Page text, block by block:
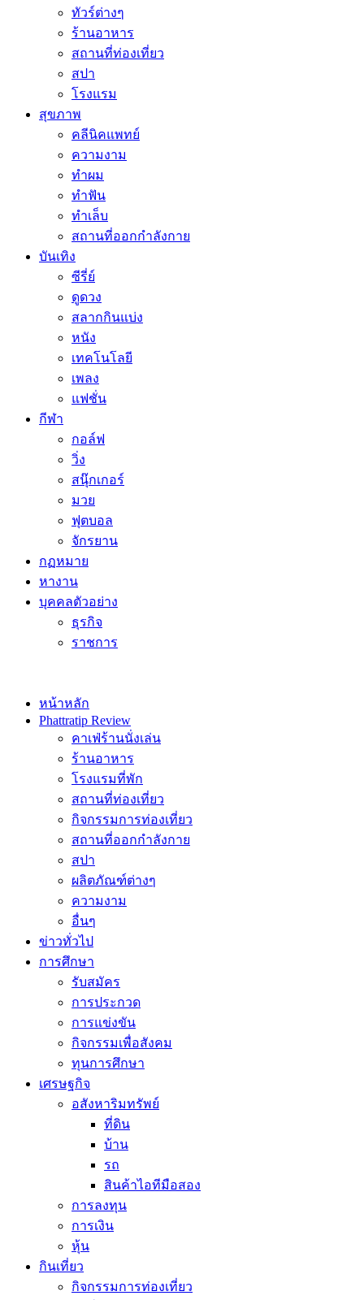
ทัวร์ต่างๆ
ร้านอาหาร
สถานที่ท่องเที่ยว
สปา
โรงแรม
สุขภาพ
คลีนิคแพทย์
ความงาม
ทำผม
ทำฟัน
ทำเล็บ
สถานที่ออกกำลังกาย
บันเทิง
ซีรี่ย์
ดูดวง
สลากกินแบ่ง
หนัง
เทคโนโลยี
เพลง
แฟชั่น
กีฬา
กอล์ฟ
วิ่ง
สนุ๊กเกอร์
มวย
ฟุตบอล
จักรยาน
กฏหมาย
หางาน
บุคคลตัวอย่าง
ธุรกิจ
ราชการ
หน้าหลัก
Phattratip Review
คาเฟ่ร้านนั่งเล่น
ร้านอาหาร
โรงแรมที่พัก
สถานที่ท่องเที่ยว
กิจกรรมการท่องเที่ยว
สถานที่ออกกำลังกาย
สปา
ผลิตภัณฑ์ต่างๆ
ความงาม
อื่นๆ
ข่าวทั่วไป
การศึกษา
รับสมัคร
การประกวด
การแข่งขัน
กิจกรรมเพื่อสังคม
ทุนการศึกษา
เศรษฐกิจ
อสังหาริมทรัพย์
ที่ดิน
บ้าน
รถ
สินค้าไอทีมือสอง
การลงทุน
การเงิน
หุ้น
กินเที่ยว
กิจกรรมการท่องเที่ยว